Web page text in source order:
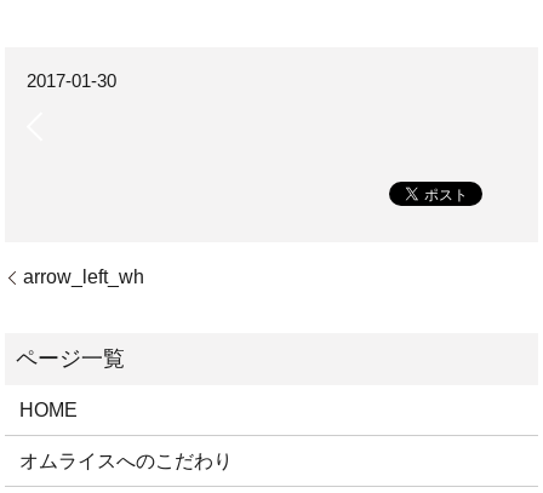
2017-01-30
arrow_left_wh
HOME
オムライスへのこだわり